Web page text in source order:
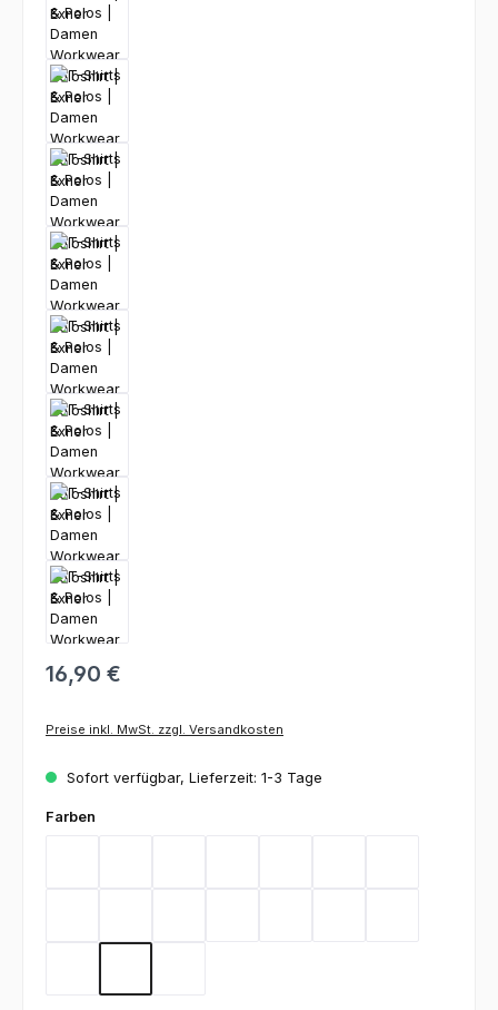
16,90 €
Preise inkl. MwSt. zzgl. Versandkosten
Sofort verfügbar, Lieferzeit: 1-3 Tage
Farben